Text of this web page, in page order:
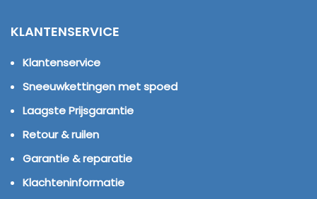
KLANTENSERVICE
Klantenservice
Sneeuwkettingen met spoed
Laagste Prijsgarantie
Retour & ruilen
Garantie & reparatie
Klachteninformatie